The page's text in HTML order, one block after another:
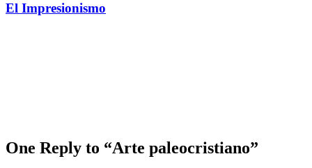
El Impresionismo
One Reply to “Arte paleocristiano”